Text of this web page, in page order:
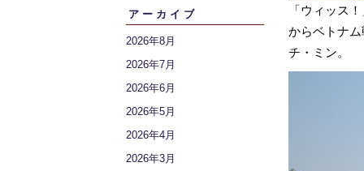
アーカイブ
2026年8月
2026年7月
2026年6月
2026年5月
2026年4月
2026年3月
「ウィッス
からベトナ
チ・ミン。